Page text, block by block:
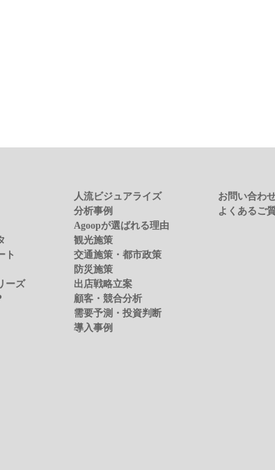
ト
ーズ
人流ビジュアライズ
分析事例
Agoopが選ばれる理由
観光施策
交通施策・都市政策
防災施策
出店戦略立案
顧客・競合分析
需要予測・投資判断
導入事例
お問い合わ
よくあるご